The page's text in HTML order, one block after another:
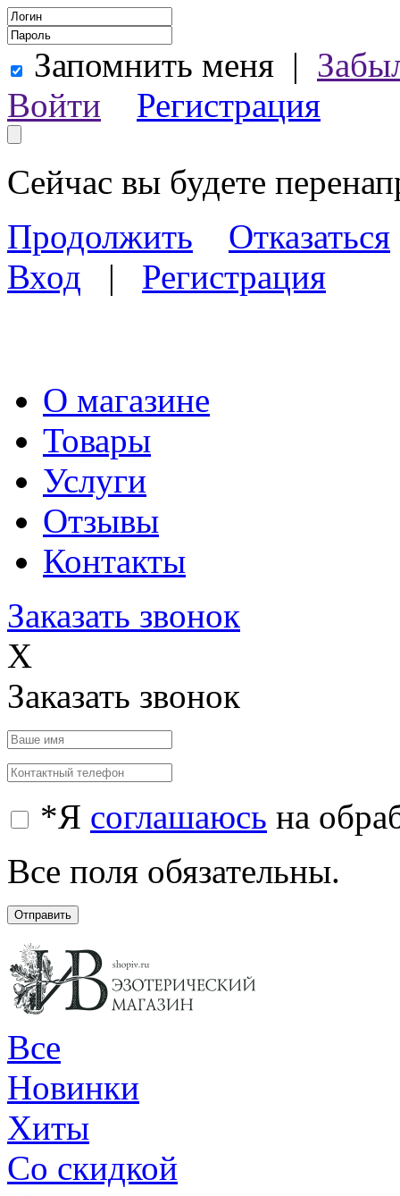
Запомнить меня |
Войти
Регистрация
Сейчас вы будете
Продолжить
Отказаться
Вход | Регистрация
О магазине
Товары
Услуги
Отзывы
Контакты
Заказать звонок
X
Заказать звонок
*Я соглашаюсь на
Все поля обязательны.
Отправить
Все
Новинки
Хиты
Со скидкой